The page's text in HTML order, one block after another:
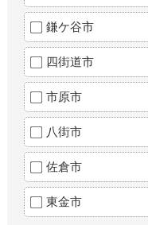
鎌ケ谷市
四街道市
市原市
八街市
佐倉市
東金市